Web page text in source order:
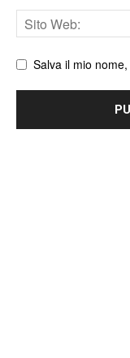
Sito
web
Salva il mio